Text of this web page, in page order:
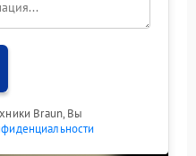
Braun, Вы